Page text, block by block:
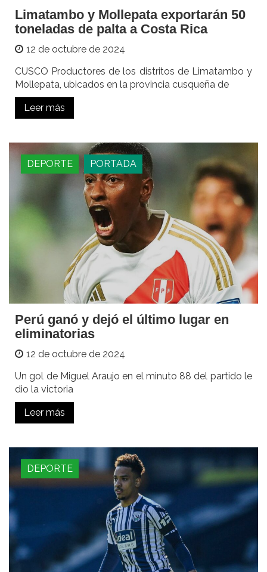
Limatambo y Mollepata exportarán 50
toneladas de palta a Costa Rica
12 de octubre de 2024
CUSCO Productores de los distritos de Limatambo y
Mollepata, ubicados en la provincia cusqueña de
Leer más
DEPORTE PORTADA
Perú ganó y dejó el último lugar en
eliminatorias
12 de octubre de 2024
Un gol de Miguel Araujo en el minuto 88 del partido le
dio la victoria
Leer más
DEPORTE